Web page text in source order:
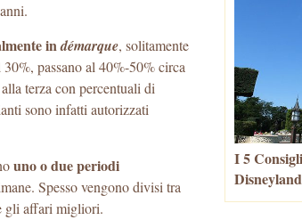
indémarque, solitamente
passano al 40%-50% circa
terza con percentuali di
sono infatti autorizzati
uno o due periodi
Spesso vengono divisi tra
gli affari migliori.
I 5